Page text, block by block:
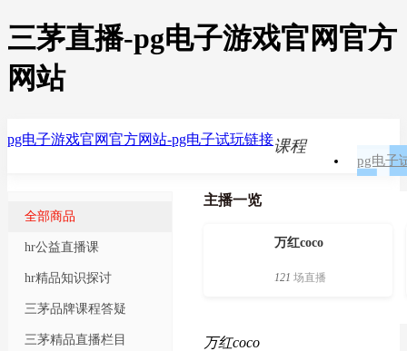
三茅直播-pg电子游戏官网官方
网站
pg电子游戏官网官方网站-pg电子试玩链接课程
pg电子
全部商品
hr公益直播课
hr精品知识探讨
三茅品牌课程答疑
三茅精品直播栏目
主播一览
万红coco
121 场直播
万红coco